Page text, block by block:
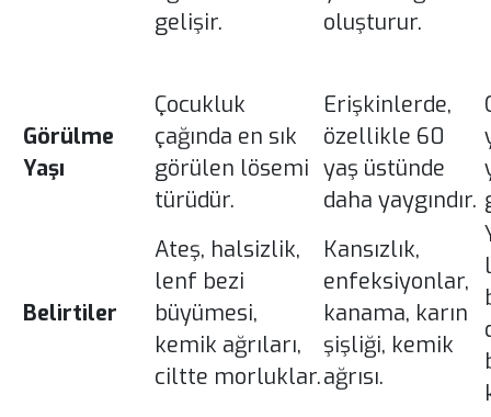
gelişir.
oluşturur.
Görülme
Yaşı
Çocukluk
çağında en sık
görülen lösemi
türüdür.
Erişkinlerde,
özellikle 60
yaş üstünde
daha yaygındır.
Belirtiler
Ateş, halsizlik,
lenf bezi
büyümesi,
kemik ağrıları,
ciltte morluklar.
Kansızlık,
enfeksiyonlar,
kanama, karın
şişliği, kemik
ağrısı.